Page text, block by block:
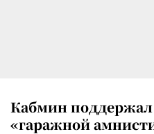
Кабмин
«гаражной